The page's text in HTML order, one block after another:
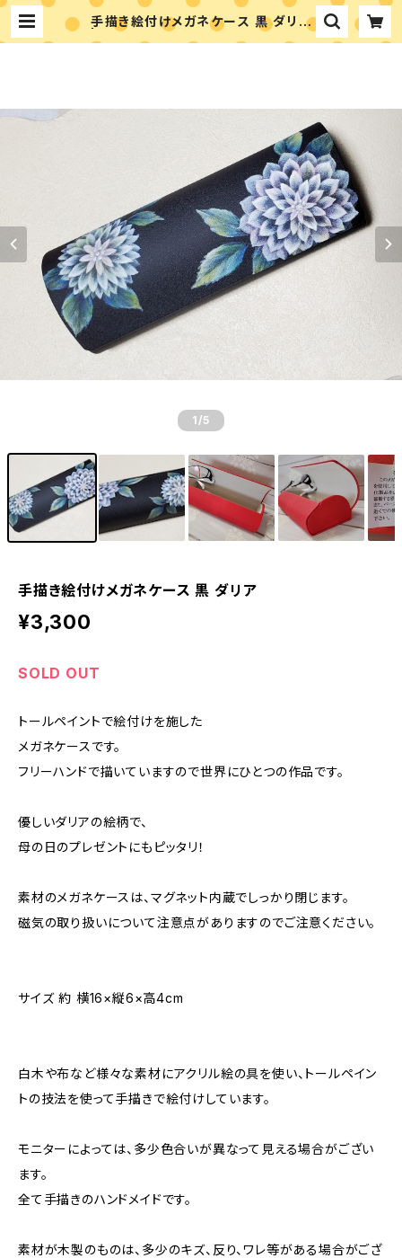
手描き絵付けメガネケース 黒 ダリア
| アトリエシュエット 富永ゆかりのペ
1 /5
手描き絵付けメガネケース 黒 ダリア
¥3,300
SOLD OUT
トールペイントで絵付けを施した
メガネケースです。
フリーハンドで描いていますので世界にひとつの作品です。
優しいダリアの絵柄で、
母の日のプレゼントにもピッタリ！
素材のメガネケースは、マグネット内蔵でしっかり閉じます。
磁気の取り扱いについて注意点がありますのでご注意ください。
サイズ 約 横16×縦6×高4cm
白木や布など様々な素材にアクリル絵の具を使い、トールペイン
トの技法を使って手描きで絵付けしています。
モニターによっては、多少色合いが異なって見える場合がござい
ます。
全て手描きのハンドメイドです。
素材が木製のものは、多少のキズ、反り、ワレ等がある場合がござ